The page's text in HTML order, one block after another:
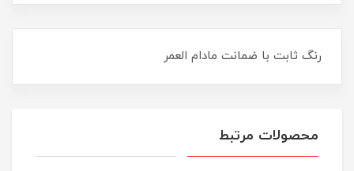
رنگ ثابت با ضمانت مادام العمر
محصولات مرتبط